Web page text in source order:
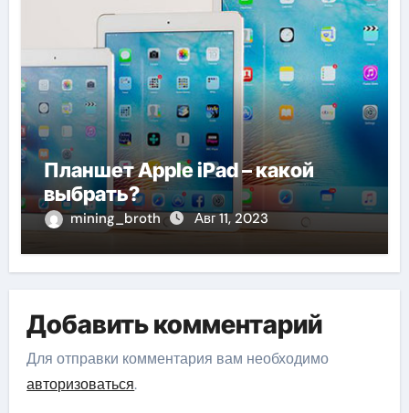
Планшет Apple iPad – какой
выбрать?
mining_broth Авг 11, 2023
Добавить комментарий
Для отправки комментария вам необходимо
авторизоваться.